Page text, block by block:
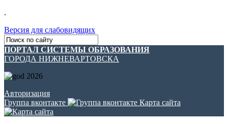
.
Версия для слабовидящих
ПОРТАЛ СИСТЕМЫ ОБРАЗОВАНИЯ
ГОРОДА НИЖНЕВАРТОВСКА
Авторизация
Группа вконтакте
Карта сайта